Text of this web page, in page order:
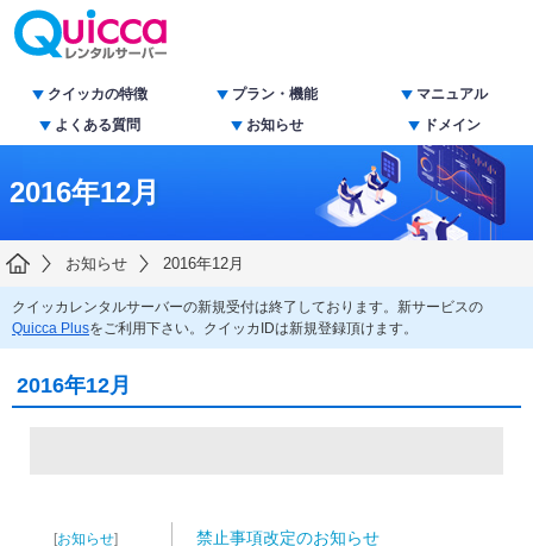
クイッカの特徴 プラン・機能
マニュアル
よくある質問
お知らせ ドメイン
2016年12月
お知らせ 2016年12月
クイッカレンタルサーバーの新規受付は終了しております。新サービスの
Quicca Plusをご利用下さい。クイッカIDは新規登録頂けます。
2016年12月
[お知らせ] 禁止事項改定のお知らせ